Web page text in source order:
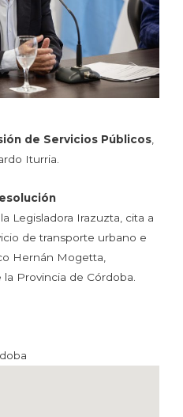
de Servicios Públicos
Iturria.
Legisladora Irazuzta, cita a
de transporte urbano e
Hernán Mogetta,
Provincia de Córdoba.